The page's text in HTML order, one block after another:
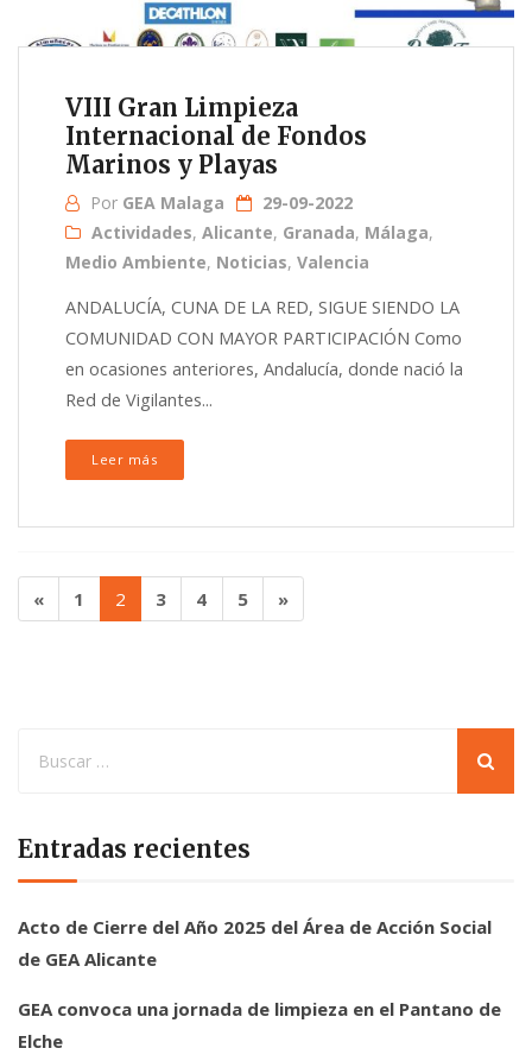
VIII Gran Limpieza
Internacional de Fondos
Marinos y Playas
Por GEA Malaga
29-09-2022
Actividades, Alicante, Granada, Málaga,
Medio Ambiente, Noticias, Valencia
ANDALUCÍA, CUNA DE LA RED, SIGUE SIENDO LA
COMUNIDAD CON MAYOR PARTICIPACIÓN Como
en ocasiones anteriores, Andalucía, donde nació la
Red de Vigilantes...
Leer más
« 1 2 3 4 5 »
Entradas recientes
Acto de Cierre del Año 2025 del Área de Acción Social
de GEA Alicante
GEA convoca una jornada de limpieza en el Pantano de
Elche